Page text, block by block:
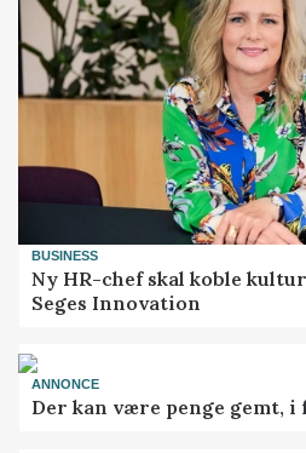
BUSINESS
Ny HR-chef skal koble
Seges Innovation
ANNONCE
Der kan være penge gemt,